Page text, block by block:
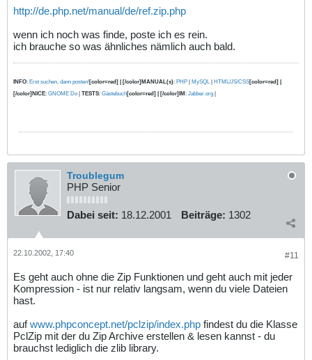
http://de.php.net/manual/de/ref.zip.php
wenn ich noch was finde, poste ich es rein.
ich brauche so was ähnliches nämlich auch bald.
INFO: Erst suchen, dann posten![color=red] | [/color]MANUAL(s): PHP MySQL| HTML/JS/CSS[color=red] |
[/color]NICE: GNOME Do TESTS: Gästebuch[color=red] | [/color]IM : Jabber.org
Troublegum
PHP Senior
Dabei seit: 18.12.2001 Beiträge: 1302
#11
22.10.2002, 17:40
Es geht auch ohne die Zip Funktionen und geht auch mit jeder
Kompression - ist nur relativ langsam, wenn du viele Dateien
hast.
aufwww.phpconcept.net/pclzip/index.php findest du die Klasse
PclZip mit der du Zip Archive erstellen & lesen kannst - du
brauchst lediglich die zlib library.